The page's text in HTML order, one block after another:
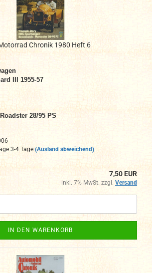
Chronik 1980 Heft 6
III 1955-57
28/95 PS
3-4 Tage (Ausland abweichend)
7,50 EUR
inkl. 7% MwSt. zzgl. Versand
IN DEN WARENKORB